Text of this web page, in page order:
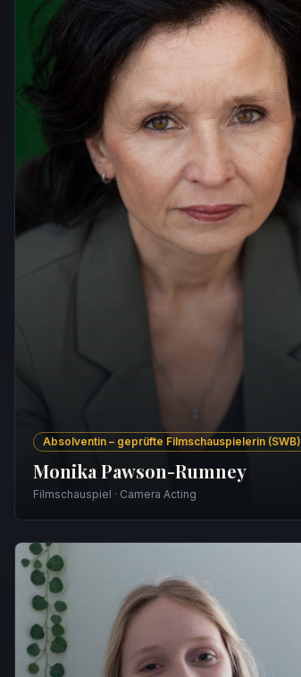
Absolventin – geprüfte Filmschauspielerin (SWB)
Monika Pawson-Rumney
Filmschauspiel · Camera Acting